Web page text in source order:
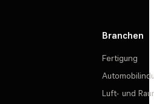
Branchen
Fertigung
Luft- und